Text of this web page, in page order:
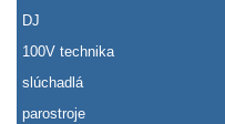
DJ
100V technika
slúchadlá
parostroje